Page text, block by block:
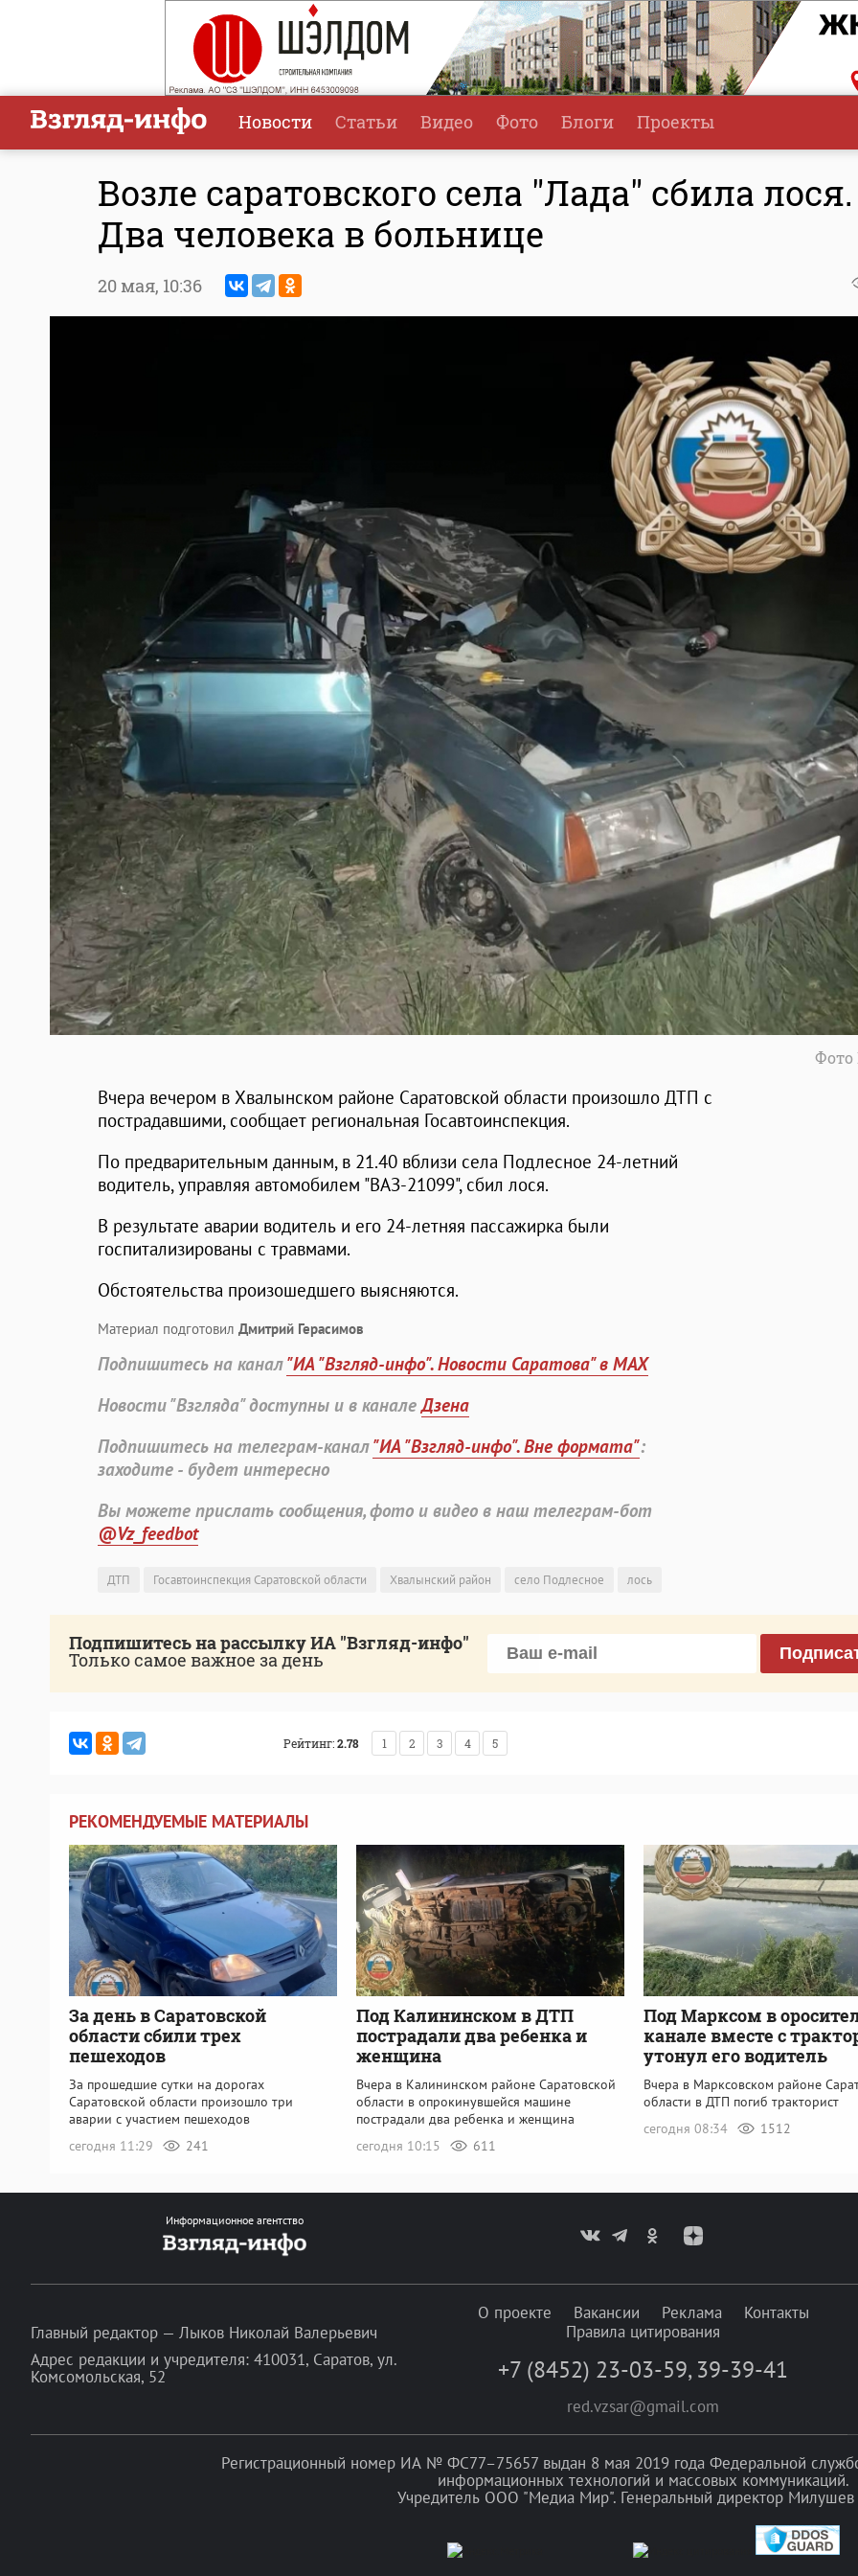
Новости Статьи Видео Фото Блоги Проекты
Возле саратовского села "Лада" сбила лося.
Два человека в больнице
20 мая, 10:36
Вчера вечером в Хвалынском районе Саратовской области произошло ДТП с
пострадавшими, сообщает региональная Госавтоинспекция.
По предварительным данным, в 21.40 вблизи села Подлесное 24-летний
водитель, управляя автомобилем "ВАЗ-21099", сбил лося.
В результате аварии водитель и его 24-летняя пассажирка были
госпитализированы с травмами.
Обстоятельства произошедшего выясняются.
Материал подготовил Дмитрий Герасимов
Подпишитесь на канал"ИА "Взгляд-инфо". Новости Саратова" в MAX
Новости "Взгляда" доступны и в каналеДзена
Подпишитесь на телеграм-канал"ИА "Взгляд-инфо". Вне формата":
заходите - будет интересно
Вы можете прислать сообщения, фото и видео в наш телеграм-бот
@Vz_feedbot
ДТП Госавтоинспекция Саратовской области Хвалынский район село Подлесное лось
Подпишитесь на рассылку ИА "Взгляд-инфо"
Только самое важное за день
Рейтинг:2.78 1 2 3 4 5
РЕКОМЕНДУЕМЫЕ МАТЕРИАЛЫ
За день в Саратовской
области сбили трех
пешеходов
За прошедшие сутки на дорогах
Саратовской области произошло три
аварии с участием пешеходов
сегодня 11:29
241
Под Калининском в ДТП
пострадали два ребенка и
женщина
Вчера в Калининском районе Саратовской
области в опрокинувшейся машине
пострадали два ребенка и женщина
сегодня 10:15
611
Под Марксом в
канале вместе с
утонул его водитель
Вчера в Марксовском районе
области в ДТП погиб тракторист
сегодня 08:34
1512
Информационное агентство
Главный редактор — Лыков Николай Валерьевич
Адрес редакции и учредителя: 410031, Саратов, ул.
Комсомольская, 52
О проекте Вакансии Реклама
Контакты
Правила цитирования
+7 (8452) 23-03-59, 39-39-41
red.vzsar@gmail.com
Регистрационный номер ИА № ФС77–75657 выдан 8 мая 2019 года Федеральной
информационных технологий и массовых коммуникаций.
Учредитель ООО "Медиа Мир". Генеральный директор